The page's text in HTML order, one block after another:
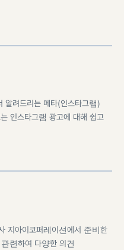
알려드리는 메타(인스타그램)
인스타그램 광고에 대해 쉽고
지아이코퍼레이션에서 준비한
련하여 다양한 의견